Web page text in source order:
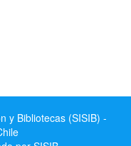
y Bibliotecas (SISIB) -